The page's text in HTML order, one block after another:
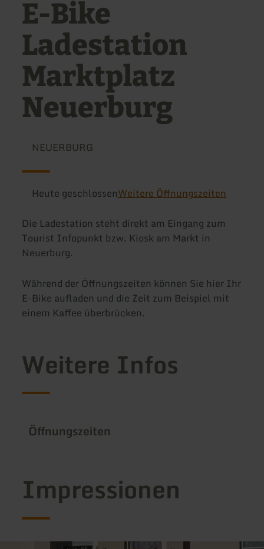
E-Bike
Ladestation
Marktplatz
Neuerburg
NEUERBURG
Heute geschlossenWeitere Öffnungszeiten
Die Ladestation steht direkt am Eingang zum
Tourist Infopunkt bzw. Kiosk am Markt in
Neuerburg.
Während der Öffnungszeiten können Sie hier Ihr
E-Bike aufladen und die Zeit zum Beispiel mit
einem Kaffee überbrücken.
Weitere Infos
Öffnungszeiten
Impressionen